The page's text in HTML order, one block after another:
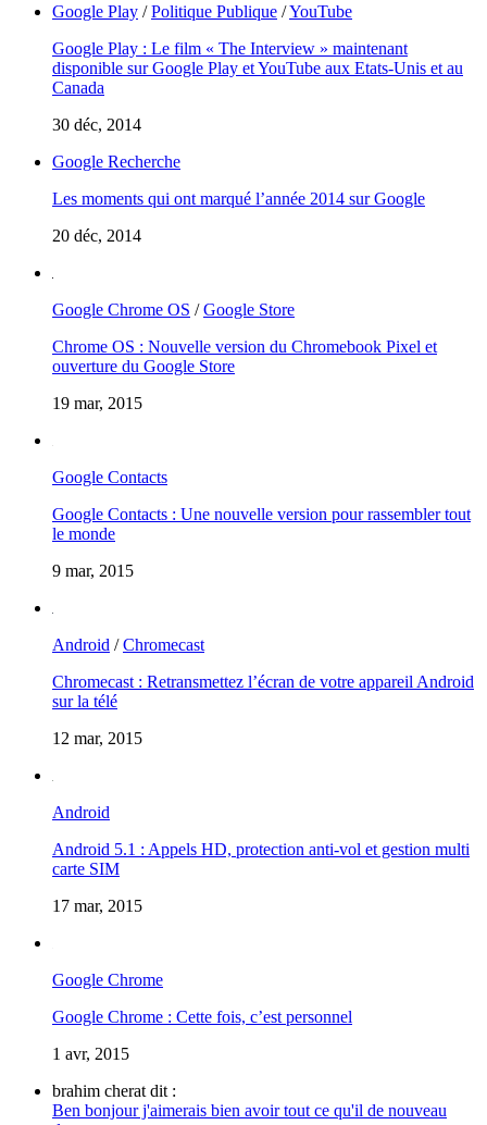
Google Play /Politique Publique /YouTube
Google Play : Le film « The Interview » maintenant
disponible sur Google Play et YouTube aux Etats-Unis et au
Canada
30 déc, 2014
Google Recherche
Les moments qui ont marqué l’année 2014 sur Google
20 déc, 2014
Google Chrome OS /Google Store
Chrome OS : Nouvelle version du Chromebook Pixel et
ouverture du Google Store
19 mar, 2015
Google Contacts
Google Contacts : Une nouvelle version pour rassembler tout
le monde
9 mar, 2015
Android /Chromecast
Chromecast : Retransmettez l’écran de votre appareil Android
sur la télé
12 mar, 2015
Android
Android 5.1 : Appels HD, protection anti-vol et gestion multi
carte SIM
17 mar, 2015
Google Chrome
Google Chrome : Cette fois, c’est personnel
1 avr, 2015
brahim cherat dit :
Ben bonjour j'aimerais bien avoir tout ce qu'il de nouveau